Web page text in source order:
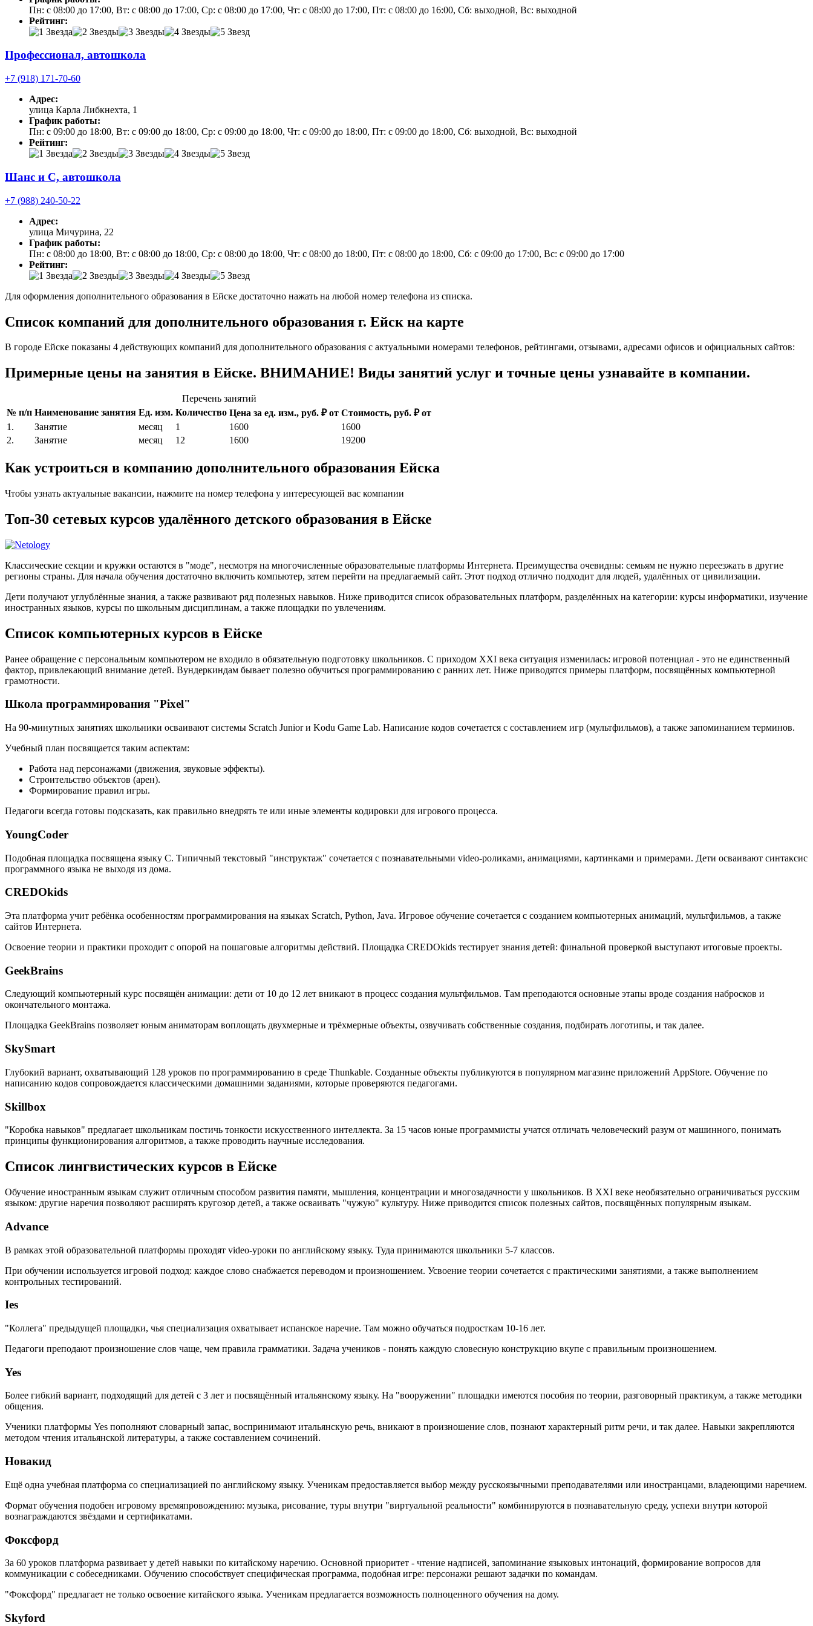
Пн: с 08:00 до 17:00, Вт: с 08:00 до 17:00, Ср: с 08:00 до 17:00, Чт: с 08:00 до 17:00, Пт: с 08:00 до 16:00, Сб: выходной, Вс: выходной
Рейтинг:
Профессионал, автошкола
+7 (918) 171-70-60
Адрес:
улица Карла Либкнехта, 1
График работы:
Пн: с 09:00 до 18:00, Вт: с 09:00 до 18:00, Ср: с 09:00 до 18:00, Чт: с 09:00 до 18:00, Пт: с 09:00 до 18:00, Сб: выходной, Вс: выходной
Рейтинг:
Шанс и С, автошкола
+7 (988) 240-50-22
Адрес:
улица Мичурина, 22
График работы:
Пн: с 08:00 до 18:00, Вт: с 08:00 до 18:00, Ср: с 08:00 до 18:00, Чт: с 08:00 до 18:00, Пт: с 08:00 до 18:00, Сб: с 09:00 до 17:00, Вс: с 09:00 до 17:00
Рейтинг:
Для оформления дополнительного образования в Ейске достаточно нажать на любой номер телефона из списка.
Список компаний для дополнительного образования г. Ейск на карте
В городе Ейске показаны 4 действующих компаний для дополнительного образования с актуальными номерами телефонов, рейтингами, отзывами, адресами офисов и официальных сайтов:
Примерные цены на занятия в Ейске. ВНИМАНИЕ! Виды занятий услуг и точные цены узнавайте в компании.
Перечень занятий
№ п/п Наименование занятия Ед. изм. Количество Цена за ед. изм., руб. ₽ от Стоимость, руб. ₽ от
1.
Занятие месяц 1 1600
1600
2.
Занятие месяц 12 1600 19200
Как устроиться в компанию дополнительного образования Ейска
Чтобы узнать актуальные вакансии, нажмите на номер телефона у интересующей вас компании
Топ-30 сетевых курсов удалённого детского образования в Ейске
Классические секции и кружки остаются в "моде", несмотря на многочисленные образовательные платформы Интернета. Преимущества очевидны: семьям не нужно переезжать в другие
регионы страны. Для начала обучения достаточно включить компьютер, затем перейти на предлагаемый сайт. Этот подход отлично подходит для людей, удалённых от цивилизации.
Дети получают углублённые знания, а также развивают ряд полезных навыков. Ниже приводится список образовательных платформ, разделённых на категории: курсы информатики, изучение
иностранных языков, курсы по школьным дисциплинам, а также площадки по увлечениям.
Список компьютерных курсов в Ейске
Ранее обращение с персональным компьютером не входило в обязательную подготовку школьников. С приходом XXI века ситуация изменилась: игровой потенциал - это не единственный
фактор, привлекающий внимание детей. Вундеркиндам бывает полезно обучиться программированию с ранних лет. Ниже приводятся примеры платформ, посвящённых компьютерной
грамотности.
Школа программирования "Pixel"
На 90-минутных занятиях школьники осваивают системы Scratch Junior и Kodu Game Lab. Написание кодов сочетается с составлением игр (мультфильмов), а также запоминанием терминов.
Учебный план посвящается таким аспектам:
Работа над персонажами (движения, звуковые эффекты).
Строительство объектов (арен).
Формирование правил игры.
Педагоги всегда готовы подсказать, как правильно внедрять те или иные элементы кодировки для игрового процесса.
YoungCoder
Подобная площадка посвящена языку C. Типичный текстовый "инструктаж" сочетается с познавательными video-роликами, анимациями, картинками и примерами. Дети осваивают синтаксис
программного языка не выходя из дома.
CREDOkids
Эта платформа учит ребёнка особенностям программирования на языках Scratch, Python, Java. Игровое обучение сочетается с созданием компьютерных анимаций, мультфильмов, а также
сайтов Интернета.
Освоение теории и практики проходит с опорой на пошаговые алгоритмы действий. Площадка CREDOkids тестирует знания детей: финальной проверкой выступают итоговые проекты.
GeekBrains
Следующий компьютерный курс посвящён анимации: дети от 10 до 12 лет вникают в процесс создания мультфильмов. Там преподаются основные этапы вроде создания набросков и
окончательного монтажа.
Площадка GeekBrains позволяет юным аниматорам воплощать двухмерные и трёхмерные объекты, озвучивать собственные создания, подбирать логотипы, и так далее.
SkySmart
Глубокий вариант, охватывающий 128 уроков по программированию в среде Thunkable. Созданные объекты публикуются в популярном магазине приложений AppStore. Обучение по
написанию кодов сопровождается классическими домашними заданиями, которые проверяются педагогами.
Skillbox
"Коробка навыков" предлагает школьникам постичь тонкости искусственного интеллекта. За 15 часов юные программисты учатся отличать человеческий разум от машинного, понимать
принципы функционирования алгоритмов, а также проводить научные исследования.
Список лингвистических курсов в Ейске
Обучение иностранным языкам служит отличным способом развития памяти, мышления, концентрации и многозадачности у школьников. В XXI веке необязательно ограничиваться русским
языком: другие наречия позволяют расширять кругозор детей, а также осваивать "чужую" культуру. Ниже приводится список полезных сайтов, посвящённых популярным языкам.
Advance
В рамках этой образовательной платформы проходят video-уроки по английскому языку. Туда принимаются школьники 5-7 классов.
При обучении используется игровой подход: каждое слово снабжается переводом и произношением. Усвоение теории сочетается с практическими занятиями, а также выполнением
контрольных тестирований.
Ies
"Коллега" предыдущей площадки, чья специализация охватывает испанское наречие. Там можно обучаться подросткам 10-16 лет.
Педагоги преподают произношение слов чаще, чем правила грамматики. Задача учеников - понять каждую словесную конструкцию вкупе с правильным произношением.
Yes
Более гибкий вариант, подходящий для детей с 3 лет и посвящённый итальянскому языку. На "вооружении" площадки имеются пособия по теории, разговорный практикум, а также методики
общения.
Ученики платформы Yes пополняют словарный запас, воспринимают итальянскую речь, вникают в произношение слов, познают характерный ритм речи, и так далее. Навыки закрепляются
методом чтения итальянской литературы, а также составлением сочинений.
Новакид
Ещё одна учебная платформа со специализацией по английскому языку. Ученикам предоставляется выбор между русскоязычными преподавателями или иностранцами, владеющими наречием.
Формат обучения подобен игровому времяпровождению: музыка, рисование, туры внутри "виртуальной реальности" комбинируются в познавательную среду, успехи внутри которой
вознаграждаются звёздами и сертификатами.
Фоксфорд
За 60 уроков платформа развивает у детей навыки по китайскому наречию. Основной приоритет - чтение надписей, запоминание языковых интонаций, формирование вопросов для
коммуникации с собеседниками. Обучению способствует специфическая программа, подобная игре: персонажи решают задачки по командам.
"Фоксфорд" предлагает не только освоение китайского языка. Ученикам предлагается возможность полноценного обучения на дому.
Skyford